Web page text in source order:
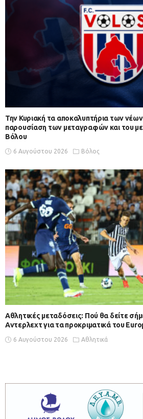
Την Κυριακή τα αποκαλυπτήρια των
παρουσίαση των μεταγραφών και του
Βόλου
6 Αυγούστου 2026 Βόλος
Αθλητικές μεταδόσεις: Πού θα δείτε
Αντερλεχτ για τα προκριματικά του
6 Αυγούστου 2026 Αθλητικά